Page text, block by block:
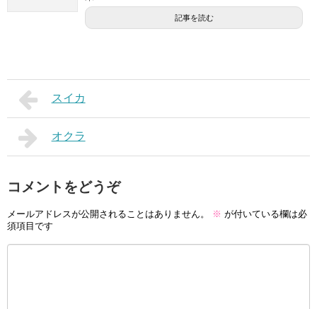
記事を読む
スイカ
オクラ
コメントをどうぞ
メールアドレスが公開されることはありません。 ※ が付いている欄は必
須項目です